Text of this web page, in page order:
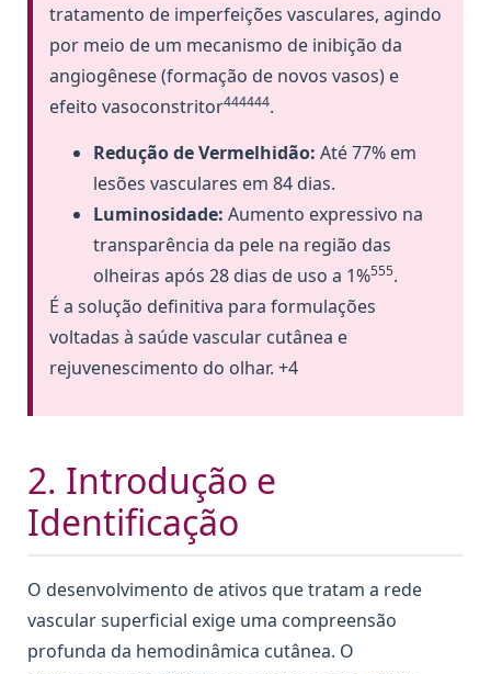
tratamento de imperfeições vasculares, agindo
por meio de um mecanismo de inibição da
angiogênese (formação de novos vasos) e
efeito vasoconstritor444444.
Redução de Vermelhidão: Até 77% em
lesões vasculares em 84 dias.
Luminosidade: Aumento expressivo na
transparência da pele na região das
olheiras após 28 dias de uso a 1%555.
É a solução definitiva para formulações
voltadas à saúde vascular cutânea e
rejuvenescimento do olhar. +4
2. Introdução e
Identificação
O desenvolvimento de ativos que tratam a rede
vascular superficial exige uma compreensão
profunda da hemodinâmica cutânea. O